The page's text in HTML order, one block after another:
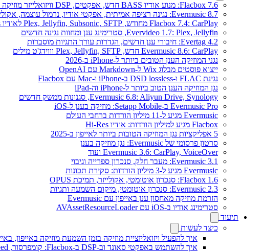
Flacbox 7.6: מנוע אודיו BASS חדש, אפקטים, DSP וויזואלייזר מוזיקה חי
Evermusic 8.7: נגינה רציפה אמיתית, אפקטי אודיו, נרמול עוצמה, אקולייזר בעיצוב מחודש
Flacbox 7.4: CarPlay מחודש, Plex, Jellyfin, Subsonic, SFTP לאודיו Hi-Res
Evervideo 1.7: Plex, Jellyfin, סטרימינג ענן ומחוות נגינה חדשים
Evertag 4.2: חיבורי ענן חדשים, הגדרות עורך התגיות מוסברות
Evermusic 8.6: CarPlay חדש, Plex, Jellyfin, SFTP וווידג'ט מילים
נגני המוזיקה הענן הטובים ביותר ל-iPhone ב-2026
ייצוא פוסטים מבלוג Wix ל-Markdown עם OpenAI
נגינת FLAC ו-DSD lossless ב-iPhone ו-Mac עם Flacbox
נגן המוזיקה הענן הטוב ביותר ל-iPhone וה-iPad
Evermusic 6.8: Aliyun Drive, Synology, סגנונות ממשק חדשים
Evermusic Pro ב-Setapp Mobile: מוזיקה בענן ל-iOS
Evermusic מגיע ל-11 מיליון הורדות ברחבי העולם
Flacbox מגיע למיליון הורדות: אודיו Hi-Res
5 אפליקציות נגן המוזיקה הטובות ביותר לאייפון ב-2025
סרטון פרסומי של Evermusic: נגן מוזיקה בענן
Evermusic 3.6: CarPlay, VoiceOver ועוד
Evermusic 3.1: מעבר חלק, סנכרון ספרייה וגיבוי
Evermusic מגיע ל-3 מיליון הורדות: סקירת תכונות
Flacbox 1.6: סנכרון אוטומטי, אקולייזר, תמיכת OPUS
Evermusic 2.3: סנכרון אוטומטי, מיקום השמעה ותגיות
הזרמת מוזיקה מאחסון ענן באייפון עם Evermusic
סטרימינג אודיו ב-iOS עם AVAssetResourceLoader
תיעוד
כיצד לעשות
איך להפעיל ויזואליזציית מוזיקה בזמן השמעת מוזיקה באייפון,
איך להשתמש באפקטי סאונד וב-DSP ב-Flacbox: קומפרסור, Freeverb, Crossfeed, אקו, נרמול עוצמת קול ועוד